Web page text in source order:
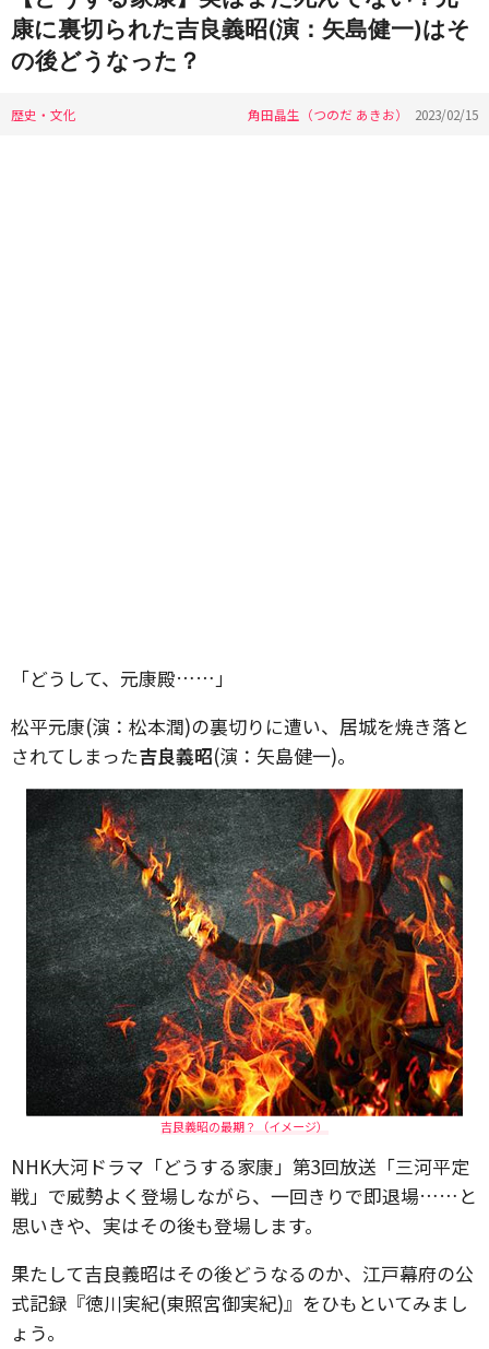
康に裏切られた吉良義昭(演：矢島健一)はそ
の後どうなった？
歴史・文化 角田晶生（つのだ あきお） 2023/02/15
「どうして、元康殿……」
松平元康(演：松本潤)の裏切りに遭い、居城を焼き落と
されてしまった吉良義昭(演：矢島健一)。
吉良義昭の最期？（イメージ）
NHK大河ドラマ「どうする家康」第3回放送「三河平定
戦」で威勢よく登場しながら、一回きりで即退場……と
思いきや、実はその後も登場します。
果たして吉良義昭はその後どうなるのか、江戸幕府の公
式記録『徳川実紀(東照宮御実紀)』をひもといてみまし
ょう。